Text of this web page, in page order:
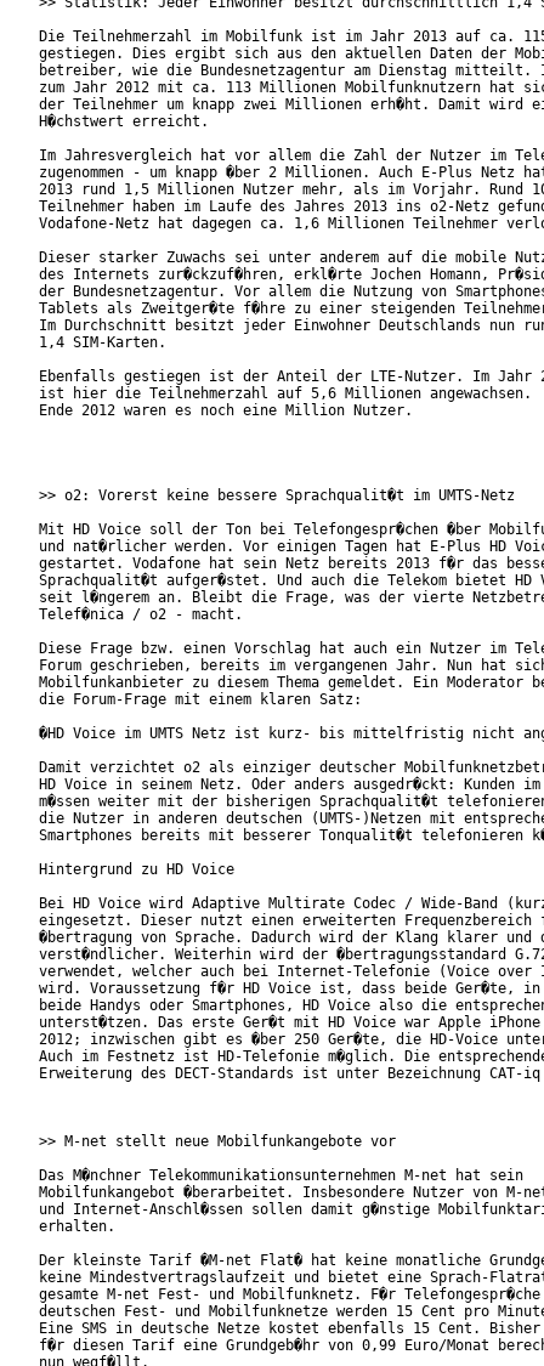
Die Teilnehmerzahl im Mobilfunk ist im Jahr 2013 auf ca.
gestiegen. Dies ergibt sich aus den aktuellen Daten der
betreiber, wie die Bundesnetzagentur am Dienstag mitteilt.
zum Jahr 2012 mit ca. 113 Millionen Mobilfunknutzern hat
der Teilnehmer um knapp zwei Millionen erh�ht. Damit wird
H�chstwert erreicht.
Im Jahresvergleich hat vor allem die Zahl der Nutzer im
zugenommen - um knapp �ber 2 Millionen. Auch E-Plus Netz
2013 rund 1,5 Millionen Nutzer mehr, als im Vorjahr. Rund
Teilnehmer haben im Laufe des Jahres 2013 ins o2-Netz
Vodafone-Netz hat dagegen ca. 1,6 Millionen Teilnehmer
Dieser starker Zuwachs sei unter anderem auf die mobile
des Internets zur�ckzuf�hren, erkl�rte Jochen Homann,
der Bundesnetzagentur. Vor allem die Nutzung von
Tablets als Zweitger�te f�hre zu einer steigenden
Im Durchschnitt besitzt jeder Einwohner Deutschlands nun
1,4 SIM-Karten.
Ebenfalls gestiegen ist der Anteil der LTE-Nutzer. Im Jahr
ist hier die Teilnehmerzahl auf 5,6 Millionen angewachsen.
Ende 2012 waren es noch eine Million Nutzer.
>> o2: Vorerst keine bessere Sprachqualit�t im UMTS-Netz
Mit HD Voice soll der Ton bei Telefongespr�chen �ber
und nat�rlicher werden. Vor einigen Tagen hat E-Plus HD
gestartet. Vodafone hat sein Netz bereits 2013 f�r das
Sprachqualit�t aufger�stet. Und auch die Telekom bietet HD
seit l�ngerem an. Bleibt die Frage, was der vierte
Telef�nica / o2 - macht.
Diese Frage bzw. einen Vorschlag hat auch ein Nutzer im
Forum geschrieben, bereits im vergangenen Jahr. Nun hat
Mobilfunkanbieter zu diesem Thema gemeldet. Ein Moderator
die Forum-Frage mit einem klaren Satz:
�HD Voice im UMTS Netz ist kurz- bis mittelfristig nicht
Damit verzichtet o2 als einziger deutscher
HD Voice in seinem Netz. Oder anders ausgedr�ckt: Kunden
m�ssen weiter mit der bisherigen Sprachqualit�t
die Nutzer in anderen deutschen (UMTS-)Netzen mit
Smartphones bereits mit besserer Tonqualit�t telefonieren
Hintergrund zu HD Voice
Bei HD Voice wird Adaptive Multirate Codec / Wide-Band
eingesetzt. Dieser nutzt einen erweiterten
�bertragung von Sprache. Dadurch wird der Klang klarer und
verst�ndlicher. Weiterhin wird der �bertragungsstandard
verwendet, welcher auch bei Internet-Telefonie (Voice over
wird. Voraussetzung f�r HD Voice ist, dass beide Ger�te,
beide Handys oder Smartphones, HD Voice also die
unterst�tzen. Das erste Ger�t mit HD Voice war Apple
2012; inzwischen gibt es �ber 250 Ger�te, die HD-Voice
Auch im Festnetz ist HD-Telefonie m�glich. Die
Erweiterung des DECT-Standards ist unter Bezeichnung CAT-
>> M-net stellt neue Mobilfunkangebote vor
Das M�nchner Telekommunikationsunternehmen M-net hat sein
Mobilfunkangebot �berarbeitet. Insbesondere Nutzer von M-
und Internet-Anschl�ssen sollen damit g�nstige
erhalten.
Der kleinste Tarif �M-net Flat� hat keine monatliche
keine Mindestvertragslaufzeit und bietet eine Sprach-
gesamte M-net Fest- und Mobilfunknetz. F�r
deutschen Fest- und Mobilfunknetze werden 15 Cent pro
Eine SMS in deutsche Netze kostet ebenfalls 15 Cent.
f�r diesen Tarif eine Grundgeb�hr von 0,99 Euro/Monat
nun wegf�llt.